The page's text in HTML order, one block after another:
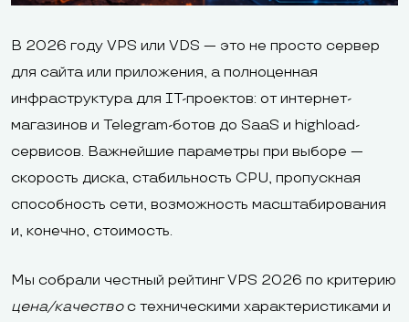
В 2026 году VPS или VDS — это не просто сервер
для сайта или приложения, а полноценная
инфраструктура для IT-проектов: от интернет-
магазинов и Telegram-ботов до SaaS и highload-
сервисов. Важнейшие параметры при выборе —
скорость диска, стабильность CPU, пропускная
способность сети, возможность масштабирования
и, конечно, стоимость.
Мы собрали честный рейтинг VPS 2026 по критерию
цена/качествoс техническими характеристиками и